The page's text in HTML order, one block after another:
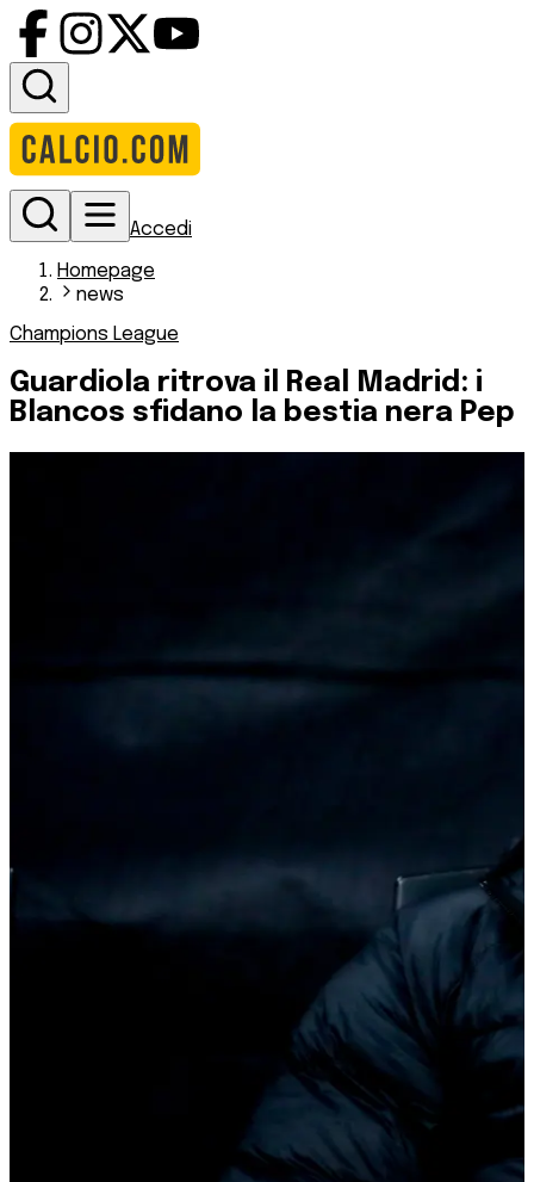
Accedi
Homepage
news
Champions League
Guardiola ritrova il Real Madrid: i
Blancos sfidano la bestia nera Pep